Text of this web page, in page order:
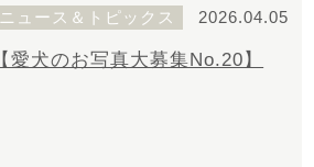
ニュース＆トピックス 2026.04.05
【愛犬のお写真大募集No.20】